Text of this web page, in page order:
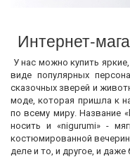
Интернет-
У нас можно купить
виде популярных
сказочных зверей и
моде, которая пришла к
по всему миру. Название
носить и «nigurumi» -
костюмированной
деле и то, и другое, и